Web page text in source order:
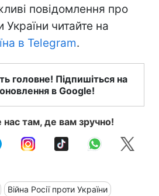
повідомлення про
України читайте на
в Telegram.
головне! Підпишіться на
в Google!
там, де вам зручно!
Війна Росії проти України